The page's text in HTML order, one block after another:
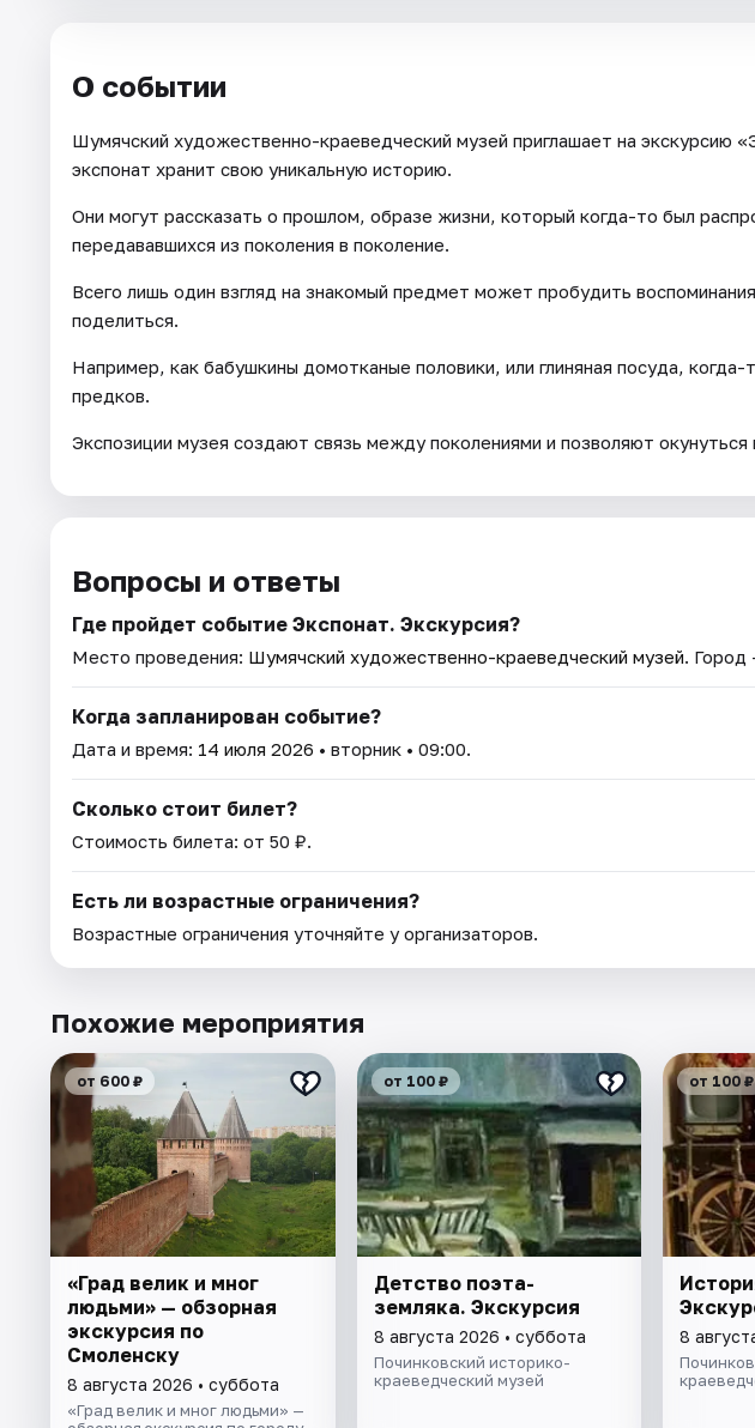
О событии
Шумячский художественно-краеведческий музей приглашает на экскурсию
экспонат хранит свою уникальную историю.
Они могут рассказать о прошлом, образе жизни, который когда-то был
передававшихся из поколения в поколение.
Всего лишь один взгляд на знакомый предмет может пробудить
поделиться.
Например, как бабушкины домотканые половики, или глиняная посуда,
предков.
Экспозиции музея создают связь между поколениями и позволяют
Вопросы и ответы
Где пройдет событие Экспонат. Экскурсия?
Место проведения: Шумячский художественно-краеведческий музей. Город
Когда запланирован событие?
Дата и время: 14 июля 2026 • вторник • 09:00.
Сколько стоит билет?
Стоимость билета: от 50 ₽.
Есть ли возрастные ограничения?
Возрастные ограничения уточняйте у организаторов.
Похожие мероприятия
от 600 ₽
«Град велик и мног
людьми» — обзорная
экскурсия по
Смоленску
8 августа 2026 • суббота
«Град велик и мног людьми» —
от 100 ₽
Детство поэта-
земляка. Экскурсия
8 августа 2026 • суббота
Починковский историко-
краеведческий музей
от 100 ₽
8